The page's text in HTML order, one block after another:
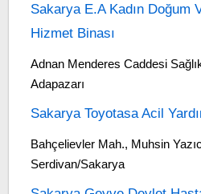
Sakarya E.A Kadın Doğum
Hizmet Binası
Adnan Menderes Caddesi
Adapazarı
Sakarya Toyotasa Acil
Bahçelievler Mah., Muhsin
Serdivan/Sakarya